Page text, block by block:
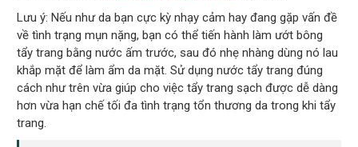
Lưu ý: Nếu như da bạn cực kỳ nhạy cảm hay đang gặp vấn đề
về tình trạng mụn nặng, bạn có thể tiến hành làm ướt bông
tẩy trang bằng nước ấm trước, sau đó nhẹ nhàng dùng nó lau
khắp mặt để làm ẩm da mặt. Sử dụng nước tẩy trang đúng
cách như trên vừa giúp cho việc tẩy trang sạch được dễ dàng
hơn vừa hạn chế tối đa tình trạng tổn thương da trong khi tẩy
trang.